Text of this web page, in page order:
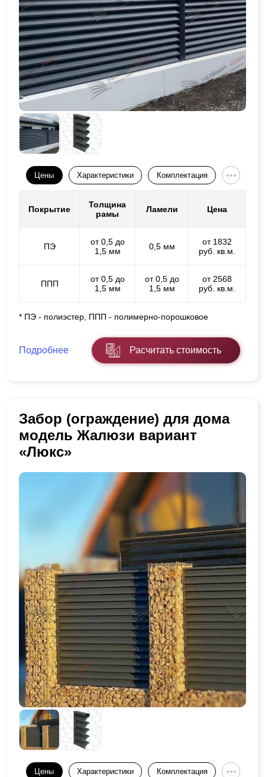
Цены Характеристики Комплектация
Покрытие
Толщина
рамы
Ламели Цена
ПЭ
от 0,5 до
1,5 мм
0,5 мм
от 1832
руб. кв.м.
ППП
от 0,5 до
1,5 мм
от 0,5 до
1,5 мм
от 2568
руб. кв.м.
* ПЭ - полиэстер, ППП - полимерно-порошковое
Подробнее Расчитать стоимость
Забор (ограждение) для дома
модель Жалюзи вариант
«Люкс»
Цены Характеристики Комплектация